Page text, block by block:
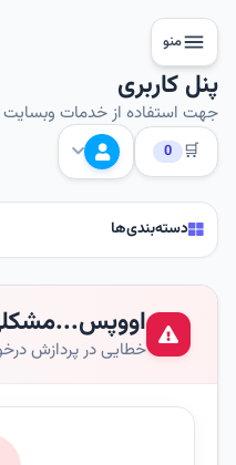
منو
پنل کاربری
جهت استفاده از خدمات وبسایت
🛒
0
دسته‌بندی‌ها
خطایی در پردازش